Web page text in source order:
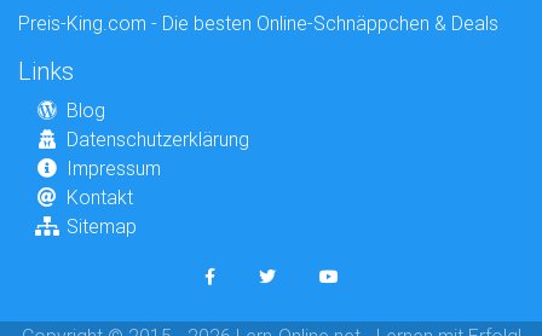
Preis-King.com - Die besten Online-Schnäppchen & Deals
Links
Blog
Datenschutzerklärung
Impressum
Kontakt
Sitemap